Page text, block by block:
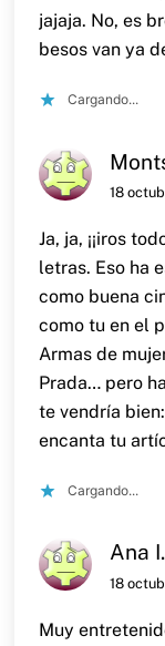
jajaja. No, es
besos van ya
Cargando...
18
Ja, ja, ¡¡iros
letras. Eso ha
como buena
como tu en el
Armas de
Prada… pero
te vendría
encanta tu
Cargando...
Ana
18
Muy